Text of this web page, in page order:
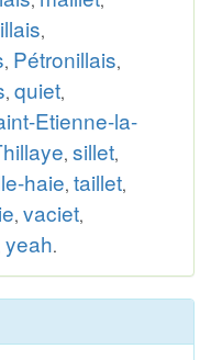
,
, Pétronillais,
, quiet,
Etienne-la-
, sillet,
haie, taillet,
, vaciet,
yeah.